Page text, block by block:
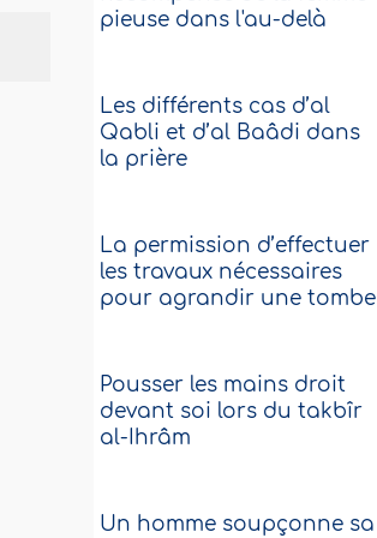
pieuse dans l'au-delà
Les différents cas d’al
Qabli et d’al Baâdi dans
la prière
La permission d’effectuer
les travaux nécessaires
pour agrandir une tombe
Pousser les mains droit
devant soi lors du takbîr
al-Ihrâm
Un homme soupçonne sa